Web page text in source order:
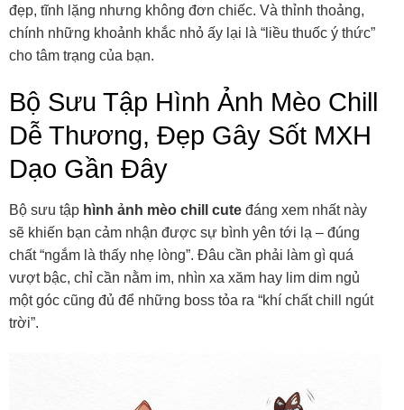
đẹp, tĩnh lặng nhưng không đơn chiếc. Và thỉnh thoảng,
chính những khoảnh khắc nhỏ ấy lại là “liều thuốc ý thức”
cho tâm trạng của bạn.
Bộ Sưu Tập Hình Ảnh Mèo Chill
Dễ Thương, Đẹp Gây Sốt MXH
Dạo Gần Đây
Bộ sưu tập hình ảnh mèo chill cute đáng xem nhất này
sẽ khiến bạn cảm nhận được sự bình yên tới lạ – đúng
chất “ngắm là thấy nhẹ lòng”. Đâu cần phải làm gì quá
vượt bậc, chỉ cần nằm im, nhìn xa xăm hay lim dim ngủ
một góc cũng đủ để những boss tỏa ra “khí chất chill ngút
trời”.